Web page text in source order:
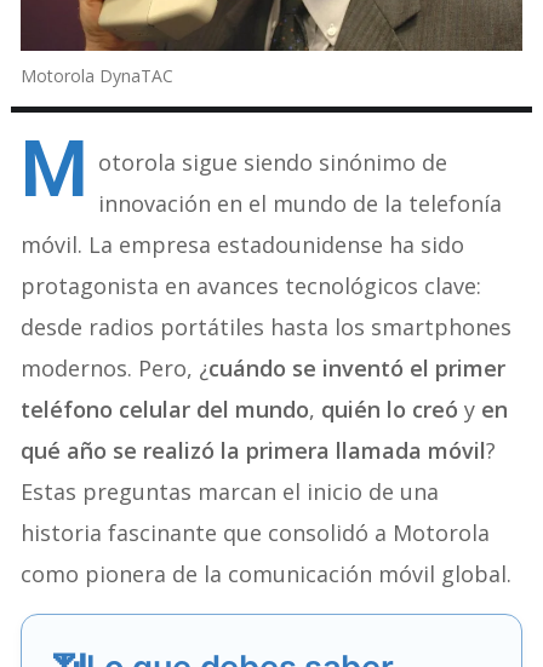
Motorola DynaTAC
M otorola sigue siendo sinónimo de
innovación en el mundo de la telefonía
móvil. La empresa estadounidense ha sido
protagonista en avances tecnológicos clave:
desde radios portátiles hasta los smartphones
modernos. Pero, ¿cuándo se inventó el primer
teléfono celular del mundo, quién lo creó y en
qué año se realizó la primera llamada móvil?
Estas preguntas marcan el inicio de una
historia fascinante que consolidó a Motorola
como pionera de la comunicación móvil global.